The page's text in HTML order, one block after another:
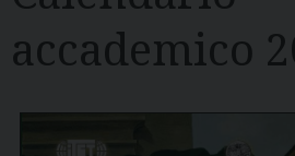
accademico